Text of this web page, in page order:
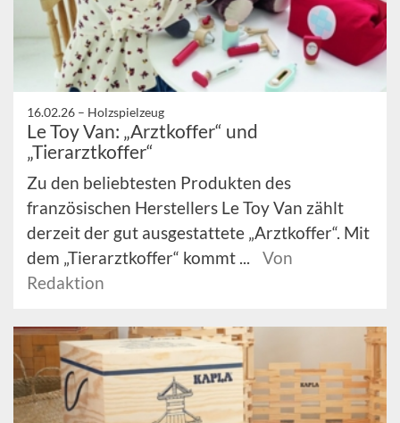
16.02.26 – Holzspielzeug
Le Toy Van: „Arztkoffer“ und
„Tierarztkoffer“
Zu den beliebtesten Produkten des
französischen Herstellers Le Toy Van zählt
derzeit der gut ausgestattete „Arztkoffer“. Mit
dem „Tierarztkoffer“ kommt ...
Von
Redaktion